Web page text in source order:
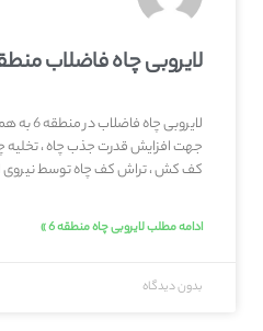
لایروبی چاه فاضلاب
لایروبی
جهت افزایش قدرت جذب چاه ، تخلیه
کف کش ، تراش کف چاه توسط نیروی
ادامه مطلب لایروبی چاه منطقه 6 »
بدون دیدگاه